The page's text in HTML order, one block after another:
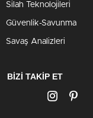
Silah Teknolojileri
Güvenlik-Savunma
Savaş Analizleri
BİZİ TAKİP ET